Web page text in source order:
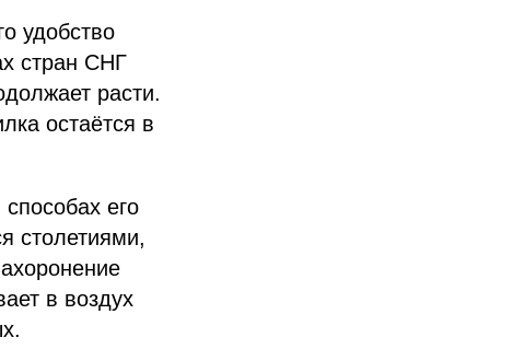
удобство
стран СНГ
расти.
остаётся в
его
столетиями,
в воздух